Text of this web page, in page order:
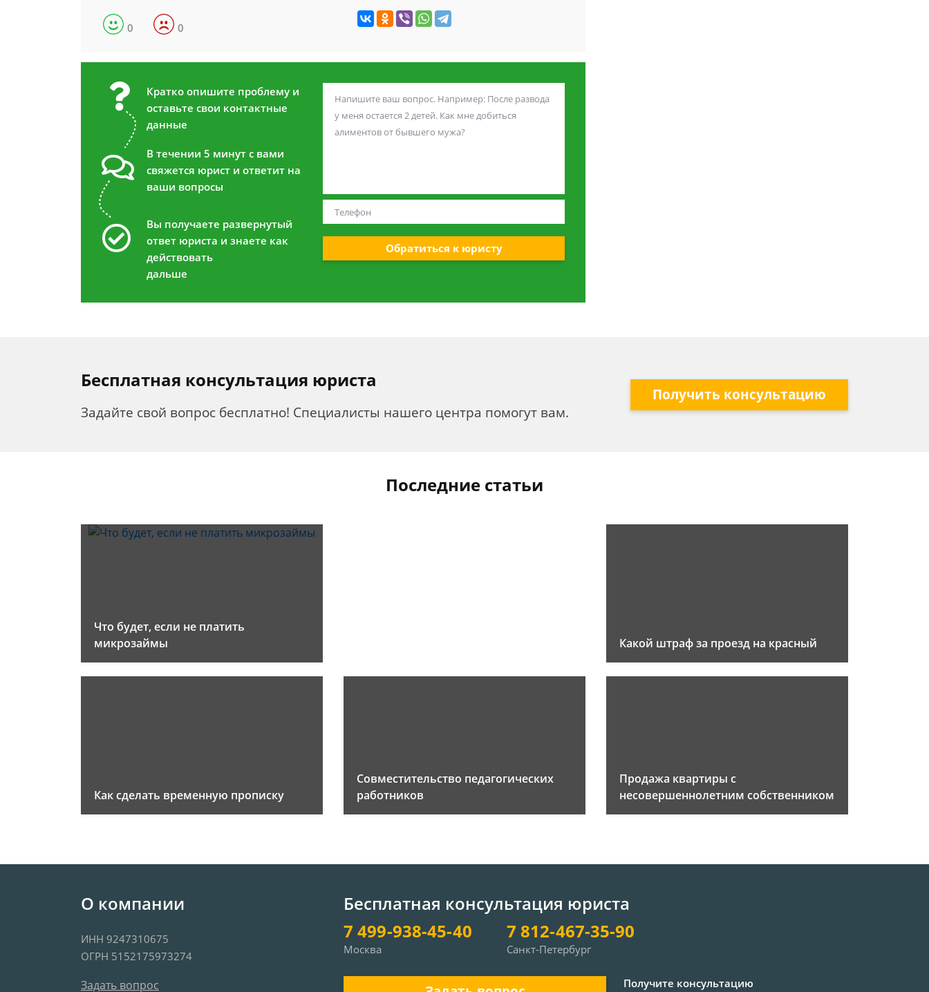
0 0
Кратко опишите проблему и
оставьте свои контактные
данные
В течении 5 минут с вами
свяжется юрист и ответит на
ваши вопросы
Вы получаете развернутый
ответ юриста и знаете как
действовать
дальше
Обратиться к юристу
Бесплатная консультация юриста
Задайте свой вопрос бесплатно! Специалисты нашего центра помогут вам.
Получить консультацию
Последние статьи
Что будет, если не платить
микрозаймы
Какой штраф за проезд на красный
Как сделать временную прописку
Совместительство педагогических
работников
Продажа квартиры с
несовершеннолетним собственником
О компании
ИНН 9247310675
ОГРН 5152175973274
Задать вопрос
Бесплатная консультация юриста
7 499-938-45-40
Москва
7 812-467-35-90
Санкт-Петербург
Получите консультацию